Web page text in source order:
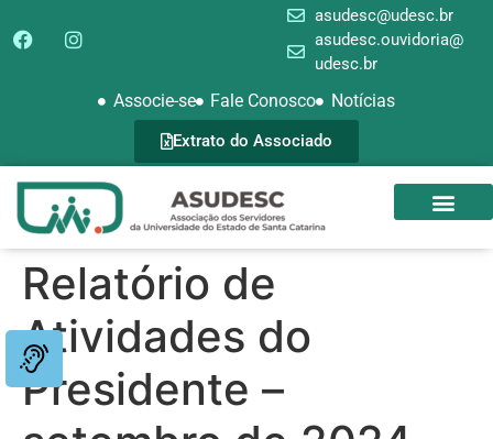
asudesc@udesc.br
asudesc.ouvidoria@
udesc.br
Associe-se Fale Conosco Notícias
Extrato do Associado
Relatório de
Atividades do
Presidente –